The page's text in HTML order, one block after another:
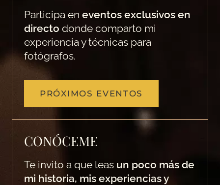
Participa en eventos exclusivos en
directo donde comparto mi
experiencia y técnicas para
fotógrafos.
PRÓXIMOS EVENTOS
CONÓCEME
Te invito a que leas un poco más de
mi historia, mis experiencias y